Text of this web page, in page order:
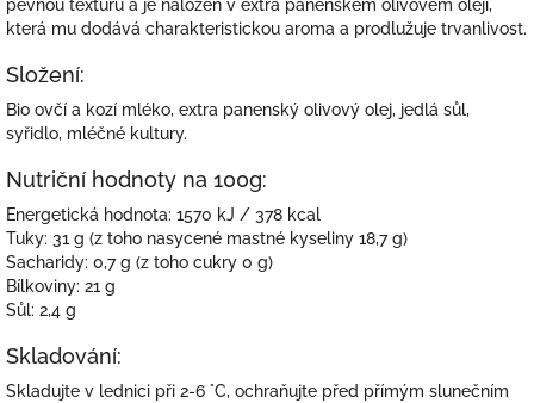
pevnou texturu a je naložen v extra panenském olivovém oleji,
která mu dodává charakteristickou aroma a prodlužuje trvanlivost.
Složení:
Bio ovčí a kozí mléko, extra panenský olivový olej, jedlá sůl,
syřidlo, mléčné kultury.
Nutriční hodnoty na 100g:
Energetická hodnota: 1570 kJ / 378 kcal
Tuky: 31 g (z toho nasycené mastné kyseliny 18,7 g)
Sacharidy: 0,7 g (z toho cukry 0 g)
Bílkoviny: 21 g
Sůl: 2,4 g
Skladování:
Skladujte v lednici při 2-6 °C, ochraňujte před přímým slunečním